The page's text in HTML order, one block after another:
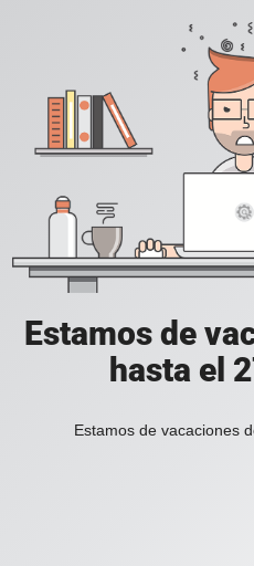
Estamos de
hasta el
Estamos de vacaciones